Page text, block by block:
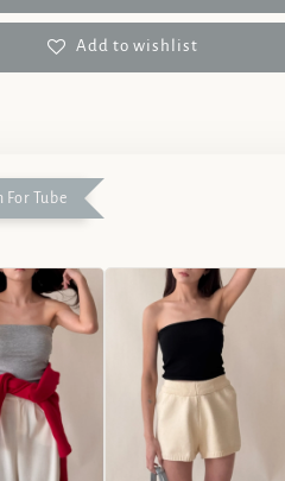
Add to wishlist
For Tube